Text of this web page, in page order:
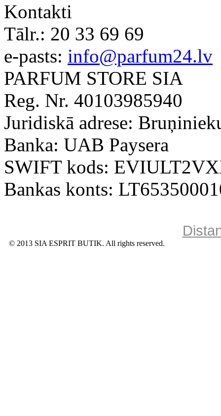
Kontakti
Tālr.: 20 33 69 69
e-pasts: info@parfum24.lv
PARFUM STORE SIA
Reg. Nr. 40103985940
Juridiskā adrese:
Banka: UAB Paysera
SWIFT kods:
Bankas konts:
© 2013 SIA ESPRIT BUTIK. All rights reserved.